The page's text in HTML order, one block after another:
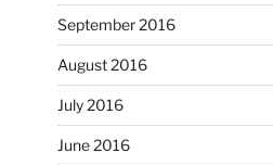
September 2016
August 2016
July 2016
June 2016